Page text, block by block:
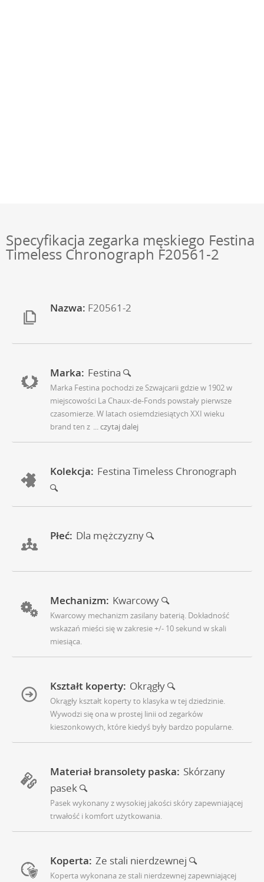
Specyfikacja zegarka męskiego Festina
Timeless Chronograph F20561-2
Nazwa: F20561-2
Marka: Festina
Marka Festina pochodzi ze Szwajcarii gdzie w 1902 w
miejscowości La Chaux-de-Fonds powstały pierwsze
czasomierze. W latach osiemdziesiątych XXI wieku
brand ten z ... czytaj dalej
Kolekcja: Festina Timeless Chronograph
Płeć: Dla mężczyzny
Mechanizm: Kwarcowy
Kwarcowy mechanizm zasilany baterią. Dokładność
wskazań mieści się w zakresie +/- 10 sekund w skali
miesiąca.
Kształt koperty: Okrągły
Okrągły kształt koperty to klasyka w tej dziedzinie.
Wywodzi się ona w prostej linii od zegarków
kieszonkowych, które kiedyś były bardzo popularne.
Materiał bransolety paska: Skórzany
pasek
Pasek wykonany z wysokiej jakości skóry zapewniającej
trwałość i komfort użytkowania.
Koperta: Ze stali nierdzewnej
Koperta wykonana ze stali nierdzewnej zapewniającej